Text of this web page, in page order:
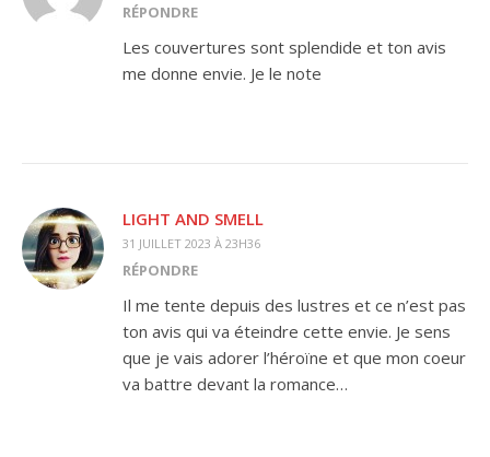
RÉPONDRE
Les couvertures sont splendide et ton avis
me donne envie. Je le note
LIGHT AND SMELL
31 JUILLET 2023 À 23H36
RÉPONDRE
Il me tente depuis des lustres et ce n’est pas
ton avis qui va éteindre cette envie. Je sens
que je vais adorer l’héroïne et que mon coeur
va battre devant la romance…